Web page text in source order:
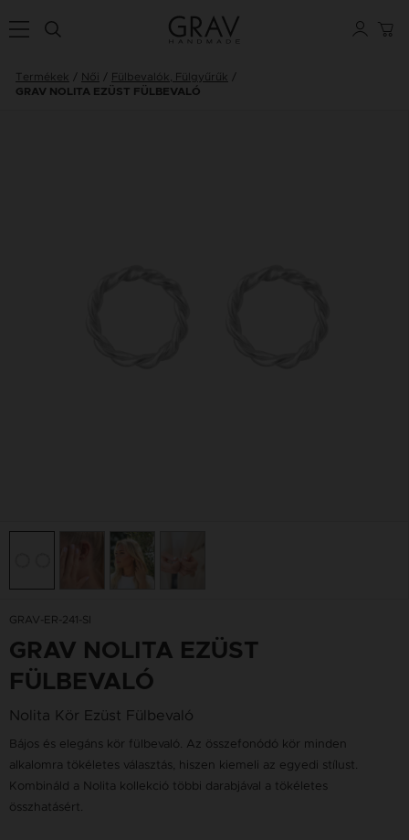
Termékek Női Fülbevalók, Fülgyűrűk
GRAV NOLITA EZÜST FÜLBEVALÓ
GRAV-ER-241-SI
GRAV NOLITA EZÜST
FÜLBEVALÓ
Nolita Kör Ezüst Fülbevaló
Bájos és elegáns kör fülbevaló. Az összefonódó kör minden
alkalomra tökéletes választás, hiszen kiemeli az egyedi stílust.
Kombináld a Nolita kollekció többi darabjával a tökéletes
összhatásért.